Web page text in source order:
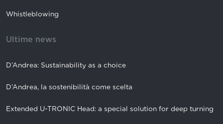
Whistleblowing
Ultime news
D’Andrea: Sustainability as a choice
D’Andrea, la sostenibilità come scelta
Extended U-TRONIC Head: a special solution for deep turning